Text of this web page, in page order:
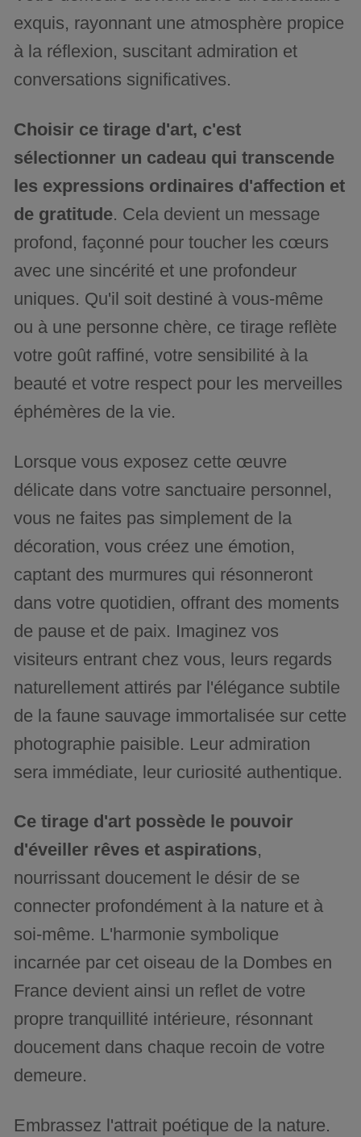
exquis, rayonnant une atmosphère propice
à la réflexion, suscitant admiration et
conversations significatives.
Choisir ce tirage d'art, c'est
sélectionner un cadeau qui transcende
les expressions ordinaires d'affection et
de gratitude. Cela devient un message
profond, façonné pour toucher les cœurs
avec une sincérité et une profondeur
uniques. Qu'il soit destiné à vous-même
ou à une personne chère, ce tirage reflète
votre goût raffiné, votre sensibilité à la
beauté et votre respect pour les merveilles
éphémères de la vie.
Lorsque vous exposez cette œuvre
délicate dans votre sanctuaire personnel,
vous ne faites pas simplement de la
décoration, vous créez une émotion,
captant des murmures qui résonneront
dans votre quotidien, offrant des moments
de pause et de paix. Imaginez vos
visiteurs entrant chez vous, leurs regards
naturellement attirés par l'élégance subtile
de la faune sauvage immortalisée sur cette
photographie paisible. Leur admiration
sera immédiate, leur curiosité authentique.
Ce tirage d'art possède le pouvoir
d'éveiller rêves et aspirations,
nourrissant doucement le désir de se
connecter profondément à la nature et à
soi-même. L'harmonie symbolique
incarnée par cet oiseau de la Dombes en
France devient ainsi un reflet de votre
propre tranquillité intérieure, résonnant
doucement dans chaque recoin de votre
demeure.
Embrassez l'attrait poétique de la nature.